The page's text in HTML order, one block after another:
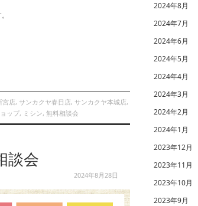
宮店, サンカクヤ春日店, サンカクヤ本城店,
ップ, ミシン, 無料相談会
談会
2024年8月28日
2024年8月
2024年7月
2024年6月
2024年5月
2024年4月
2024年3月
2024年2月
2024年1月
2023年12月
2023年11月
2023年10月
2023年9月